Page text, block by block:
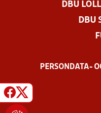
DBU
DBU
PERSONDATA-